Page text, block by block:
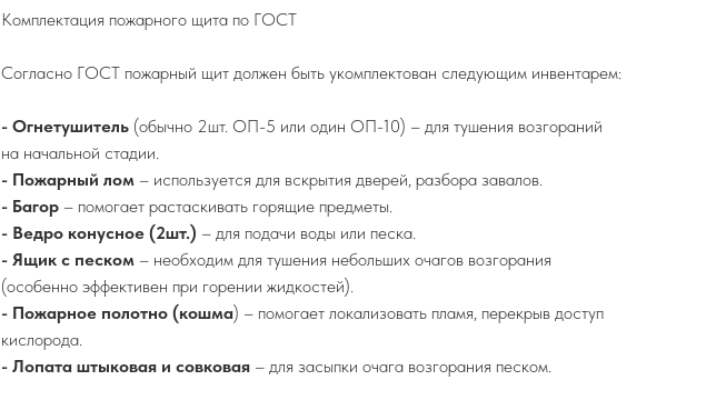
Комплектация пожарного щита по ГОСТ
Согласно ГОСТ пожарный щит должен быть укомплектован следующим инвентарем:
- Огнетушитель (обычно 2шт. ОП-5 или один ОП-10) – для тушения возгораний
на начальной стадии.
- Пожарный лом – используется для вскрытия дверей, разбора завалов.
- Багор – помогает растаскивать горящие предметы.
- Ведро конусное (2шт.) – для подачи воды или песка.
- Ящик с песком – необходим для тушения небольших очагов возгорания
(особенно эффективен при горении жидкостей).
- Пожарное полотно (кошма) – помогает локализовать пламя, перекрыв доступ
кислорода.
- Лопата штыковая и совковая – для засыпки очага возгорания песком.